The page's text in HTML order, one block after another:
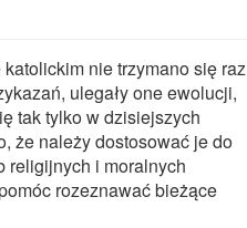
nie trzymano się raz
ulegały one ewolucji,
tak tylko w dzisiejszych
że należy dostosować je do
religijnych i moralnych
rozeznawać bieżące